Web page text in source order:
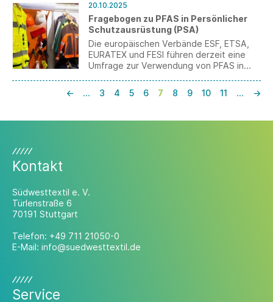
Europäische Parlament bereitet hierzu
aktuell einen Initiativbericht vor. Die EU-
Kommission plant die Veröffentlichung
eines konkreten Legislativvorschlags für
Frühjahr 2026.
20.10.2025
Fragebogen zu PFAS in Persönlicher
Schutzausrüstung (PSA)
Die europäischen Verbände ESF, ETSA,
EURATEX und FESI führen derzeit eine
Umfrage zur Verwendung von PFAS in
verwandten Produkten durch. Ziel ist es,
Daten für die Vorbereitung der SEAC-
Beschränkung zu sammeln. Die Umfrage
← … 3 4 5 6 7 8 9 10 11 … →
Kontakt
Südwesttextil e. V.
Türlenstraße 6
70191 Stuttgart
Telefon: +49 711 21050-0
E-Mail: info@suedwesttextil.de
Service